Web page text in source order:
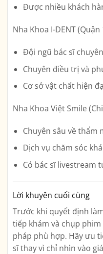
Được nhiều khách
Nha Khoa I-DENT (Quận
Đội ngũ bác sĩ
Chuyên điều trị và
Cơ sở vật chất hiện
Nha Khoa Việt Smile
Chuyên sâu về thẩm
Dịch vụ chăm sóc
Có bác sĩ livestream
Lời khuyên cuối cùng
Trước khi quyết định
tiếp khám và chụp
pháp phù hợp. Hãy ưu
sĩ thay vì chỉ nhìn vào